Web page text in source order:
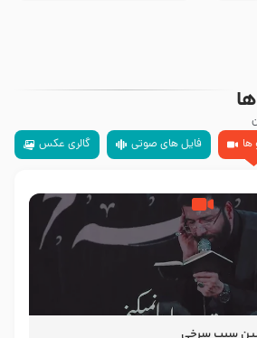
ها
فایل های صوتی گالری عکس
سیب سرخی